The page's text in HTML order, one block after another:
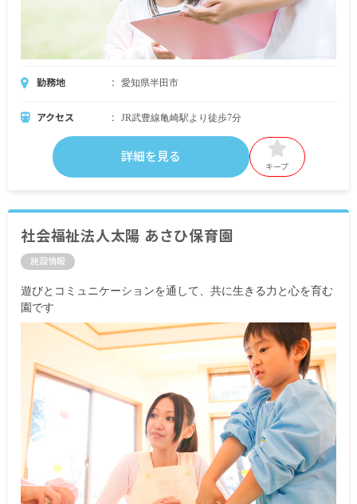
勤務地 愛知県半田市
アクセス JR武豊線亀崎駅より徒歩7分
詳細を見る
キープ
社会福祉法人太陽 あさひ保育園
施設情報
遊びとコミュニケーションを通して、共に生きる力と心を育む
園です